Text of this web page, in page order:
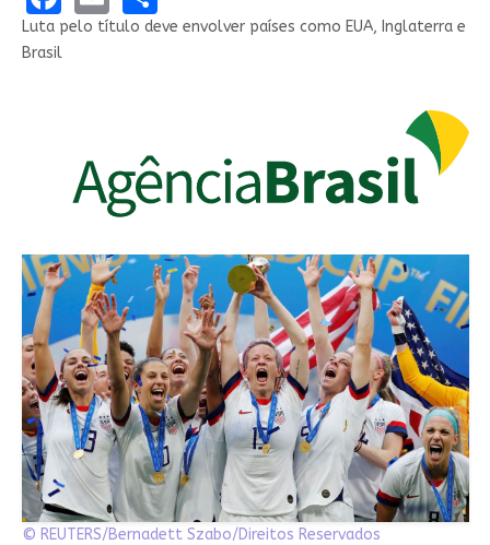
Luta pelo título deve envolver países como EUA, Inglaterra e
Brasil
© REUTERS/Bernadett Szabo/Direitos Reservados